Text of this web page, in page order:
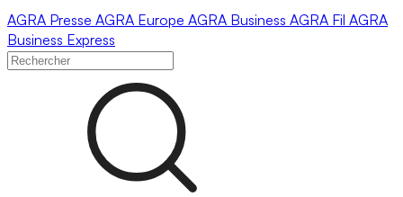
AGRA Presse AGRA Europe AGRA Business AGRA Fil AGRA
Business Express